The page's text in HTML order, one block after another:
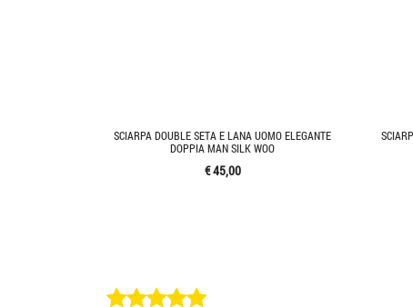
SCIARPA DOUBLE SETA E LANA UOMO ELEGANTE
DOPPIA MAN SILK WOO
€ 45,00